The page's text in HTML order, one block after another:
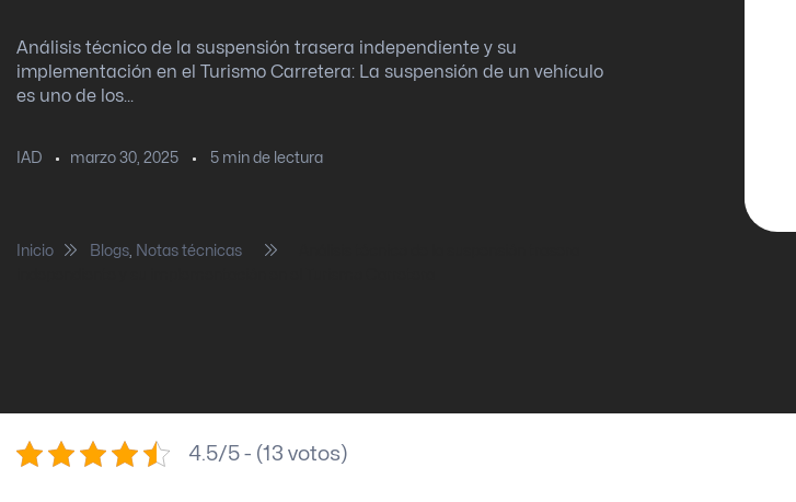
Análisis técnico de la suspensión trasera independiente y su
implementación en el Turismo Carretera: La suspensión de un vehículo
es uno de los...
IAD marzo 30, 2025 5 min de lectura
Inicio Blogs Notas técnicas
4.5/5 - (13 votos)